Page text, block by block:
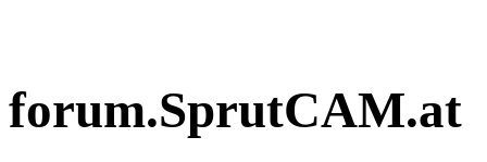
forum.SprutCAM.at